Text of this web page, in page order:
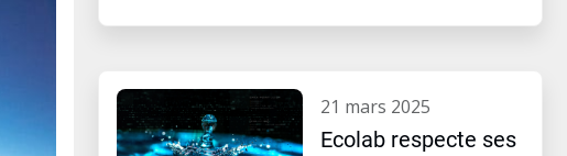
21 mars 2025
Ecolab respecte ses